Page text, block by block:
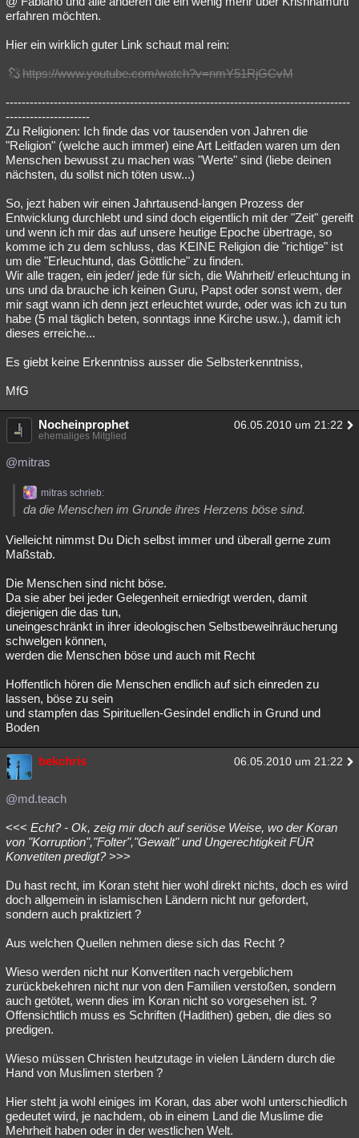
erfahren möchten.
Hier ein wirklich guter Link schaut mal rein:
https://www.youtube.com/watch?v=nmY51RjGCvM
--------------------------------------------------------------------------------------
---------------------
Zu Religionen: Ich finde das vor tausenden von Jahren die
"Religion" (welche auch immer) eine Art Leitfaden waren um den
Menschen bewusst zu machen was "Werte" sind (liebe deinen
nächsten, du sollst nich töten usw...)
So, jezt haben wir einen Jahrtausend-langen Prozess der
Entwicklung durchlebt und sind doch eigentlich mit der "Zeit" gereift
und wenn ich mir das auf unsere heutige Epoche übertrage, so
komme ich zu dem schluss, das KEINE Religion die "richtige" ist
um die "Erleuchtund, das Göttliche" zu finden.
Wir alle tragen, ein jeder/ jede für sich, die Wahrheit/ erleuchtung in
uns und da brauche ich keinen Guru, Papst oder sonst wem, der
mir sagt wann ich denn jezt erleuchtet wurde, oder was ich zu tun
habe (5 mal täglich beten, sonntags inne Kirche usw..), damit ich
dieses erreiche...
Es giebt keine Erkenntniss ausser die Selbsterkenntniss,
MfG
Nocheinprophet 06.05.2010 um 21:22
ehemaliges Mitglied
@mitras
mitras schrieb:
da die Menschen im Grunde ihres Herzens böse sind.
Vielleicht nimmst Du Dich selbst immer und überall gerne zum
Maßstab.
Die Menschen sind nicht böse.
Da sie aber bei jeder Gelegenheit erniedrigt werden, damit
diejenigen die das tun,
uneingeschränkt in ihrer ideologischen Selbstbeweihräucherung
schwelgen können,
werden die Menschen böse und auch mit Recht
Hoffentlich hören die Menschen endlich auf sich einreden zu
lassen, böse zu sein
und stampfen das Spirituellen-Gesindel endlich in Grund und
Boden
bekchris 06.05.2010 um 21:22
@md.teach
<<< Echt? - Ok, zeig mir doch auf seriöse Weise, wo der Koran
von "Korruption","Folter","Gewalt" und Ungerechtigkeit FÜR
Konvetiten predigt?>>>
Du hast recht, im Koran steht hier wohl direkt nichts, doch es wird
doch allgemein in islamischen Ländern nicht nur gefordert,
sondern auch praktiziert ?
Aus welchen Quellen nehmen diese sich das Recht ?
Wieso werden nicht nur Konvertiten nach vergeblichem
zurückbekehren nicht nur von den Familien verstoßen, sondern
auch getötet, wenn dies im Koran nicht so vorgesehen ist. ?
Offensichtlich muss es Schriften (Hadithen) geben, die dies so
predigen.
Wieso müssen Christen heutzutage in vielen Ländern durch die
Hand von Muslimen sterben ?
Hier steht ja wohl einiges im Koran, das aber wohl unterschiedlich
gedeutet wird, je nachdem, ob in einem Land die Muslime die
Mehrheit haben oder in der westlichen Welt.